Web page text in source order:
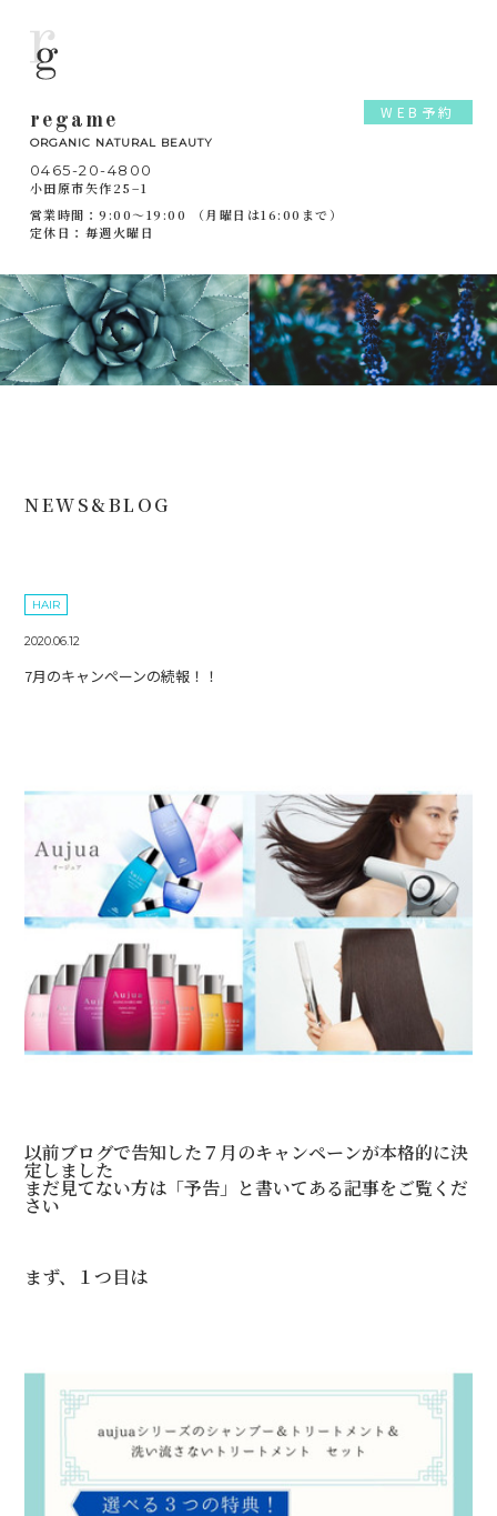
regame
ORGANIC NATURAL BEAUTY
0465-20-4800
小田原市矢作25−1
営業時間：9:00～19:00 （月曜日は16:00まで）
定休日：毎週火曜日
WEB予約
NEWS&BLOG
HAIR
2020.06.12
7月のキャンペーンの続報！！
以前ブログで告知した７月のキャンペーンが本格的に決
定しました
まだ見てない方は「予告」と書いてある記事をご覧くだ
さい
まず、１つ目は